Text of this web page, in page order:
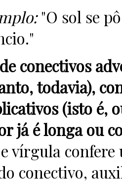
"O sol se
conectivos
todavia),
(isto é,
já é longa ou
vírgula
conectivo,